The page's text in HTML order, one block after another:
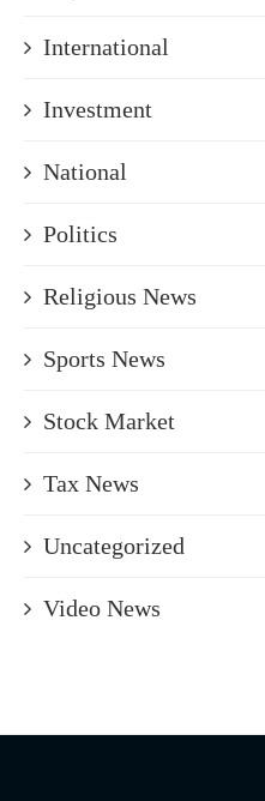
International
Investment
National
Politics
Religious News
Sports News
Stock Market
Tax News
Uncategorized
Video News